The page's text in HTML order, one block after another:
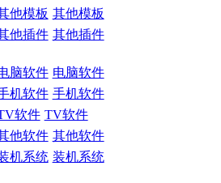
其他模板
其他插件
电脑软件
手机软件
TV软件
其他软件
装机系统